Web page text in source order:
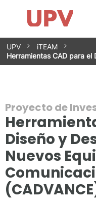
Saltar
contenido
Impacto
Grupos de
Instalaciones
Spin-offs
Contacto
Prácticas
Noticias
Unidad de Igualdad
UPV
iTEAM
Herramientas CAD para
Proyecto de
Diseño y
Nuevos